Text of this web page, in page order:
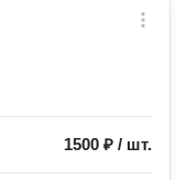
1500 ₽ / шт.